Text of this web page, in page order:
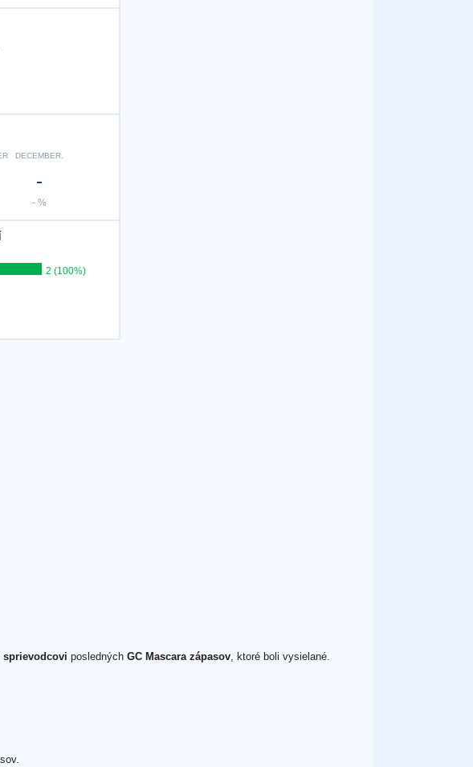
DECEMBER.
-
- %
2 (100%)
sprievodcovi posledných GC Mascara zápasov, ktoré boli vysielané.